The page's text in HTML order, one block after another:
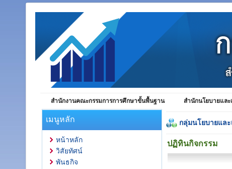
สำนักงานคณะกรรมการการศึกษาขั้นพื้นฐาน สำนักนโยบายแล
เมนูหลัก
หน้าหลัก
วิสัยทัศน์
พันธกิจ
กลุ่มนโยบายแล
ปฏิทินกิจกรรม